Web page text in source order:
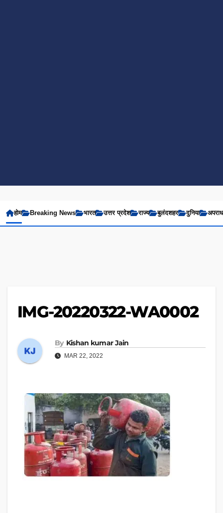
होम Breaking News भारत उत्तर प्रदेश राज्य बुलंदशहर दुनिया अपराध
IMG-20220322-WA0002
By Kishan kumar Jain
MAR 22, 2022